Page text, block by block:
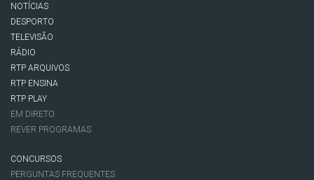
NOTÍCIAS
DESPORTO
TELEVISÃO
RÁDIO
RTP ARQUIVOS
RTP ENSINA
RTP PLAY
EM DIRETO
REVER PROGRAMAS
CONCURSOS
PERGUNTAS FREQUENTES